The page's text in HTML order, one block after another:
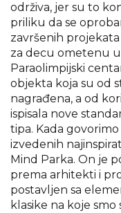
održiva, jer su to
priliku da se
završenih
za decu ometenu u
Paraolimpijski
objekta koja su od
nagrađena, a od
ispisala nove
tipa. Kada
izvedenih
Mind Parka. On je
prema arhitekti i
postavljen sa
klasike na koje